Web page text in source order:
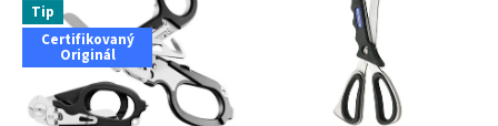
p Tip
Certifikovaný
Originál